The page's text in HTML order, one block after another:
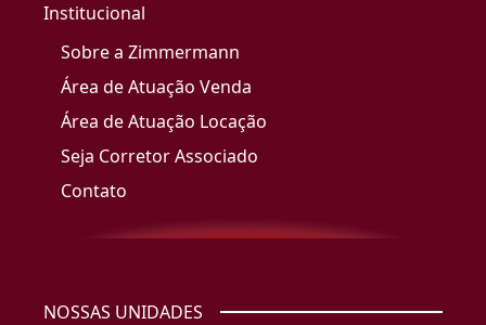
Institucional
Sobre a Zimmermann
Área de Atuação Venda
Área de Atuação Locação
Seja Corretor Associado
Contato
NOSSAS UNIDADES